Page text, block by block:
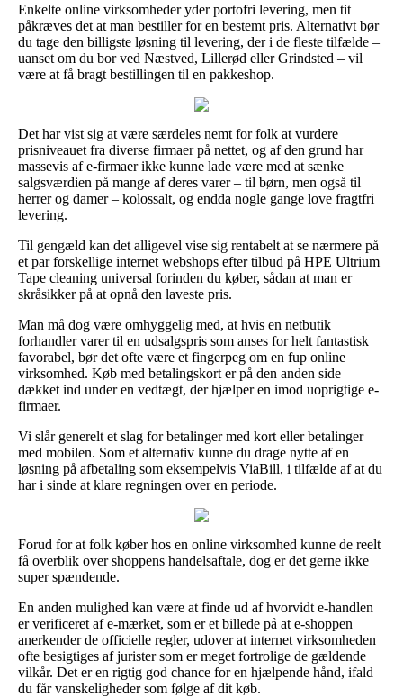
Enkelte online virksomheder yder portofri levering, men tit
påkræves det at man bestiller for en bestemt pris. Alternativt bør
du tage den billigste løsning til levering, der i de fleste tilfælde –
uanset om du bor ved Næstved, Lillerød eller Grindsted – vil
være at få bragt bestillingen til en pakkeshop.
Det har vist sig at være særdeles nemt for folk at vurdere
prisniveauet fra diverse firmaer på nettet, og af den grund har
massevis af e-firmaer ikke kunne lade være med at sænke
salgsværdien på mange af deres varer – til børn, men også til
herrer og damer – kolossalt, og endda nogle gange love fragtfri
levering.
Til gengæld kan det alligevel vise sig rentabelt at se nærmere på
et par forskellige internet webshops efter tilbud på HPE Ultrium
Tape cleaning universal forinden du køber, sådan at man er
skråsikker på at opnå den laveste pris.
Man må dog være omhyggelig med, at hvis en netbutik
forhandler varer til en udsalgspris som anses for helt fantastisk
favorabel, bør det ofte være et fingerpeg om en fup online
virksomhed. Køb med betalingskort er på den anden side
dækket ind under en vedtægt, der hjælper en imod uoprigtige e-
firmaer.
Vi slår generelt et slag for betalinger med kort eller betalinger
med mobilen. Som et alternativ kunne du drage nytte af en
løsning på afbetaling som eksempelvis ViaBill, i tilfælde af at du
har i sinde at klare regningen over en periode.
Forud for at folk køber hos en online virksomhed kunne de reelt
få overblik over shoppens handelsaftale, dog er det gerne ikke
super spændende.
En anden mulighed kan være at finde ud af hvorvidt e-handlen
er verificeret af e-mærket, som er et billede på at e-shoppen
anerkender de officielle regler, udover at internet virksomheden
ofte besigtiges af jurister som er meget fortrolige de gældende
vilkår. Det er en rigtig god chance for en hjælpende hånd, ifald
du får vanskeligheder som følge af dit køb.